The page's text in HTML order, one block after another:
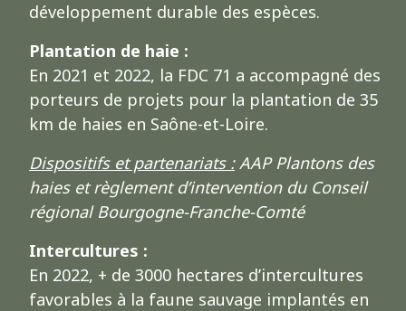
développement durable des espèces.
Plantation de haie :
En 2021 et 2022, la FDC 71 a accompagné des
porteurs de projets pour la plantation de 35
km de haies en Saône-et-Loire.
Dispositifs et partenariats :AAP Plantons des
haies et règlement d’intervention du Conseil
régional Bourgogne-Franche-Comté
Intercultures :
En 2022, + de 3000 hectares d’intercultures
favorables à la faune sauvage implantés en